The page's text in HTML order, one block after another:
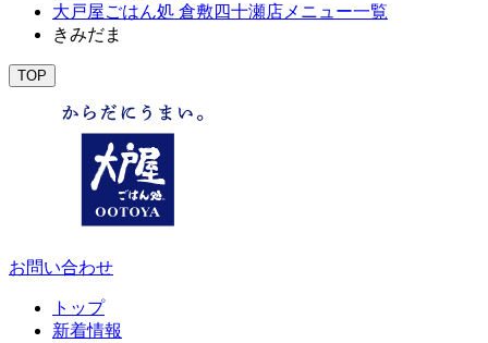
大戸屋ごはん処 倉敷四十瀬店メニュー一覧
きみだま
TOP
お問い合わせ
トップ
新着情報